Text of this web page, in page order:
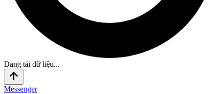
Đang tải dữ liệu...
Messenger